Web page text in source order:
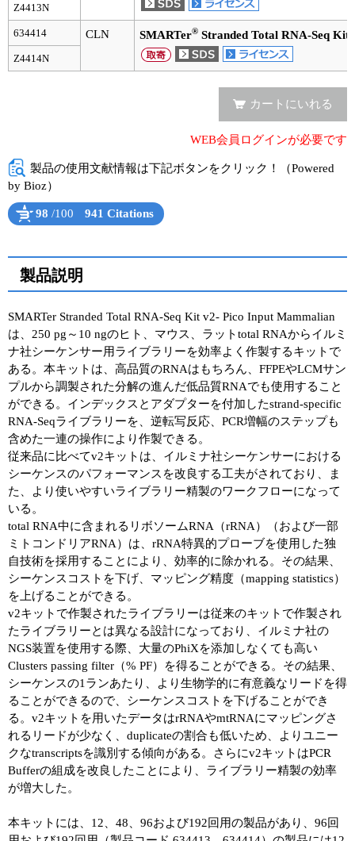
Z4413N
634414 CLN SMARTer® Stranded Total RNA-Seq
Z4414N
カートにいれる
WEB会員ログインが必要です
製品の使用文献情報は下記ボタンをクリック！（Powered
by Bioz）
98 /100 941 Citations
製品説明
SMARTer Stranded Total RNA-Seq Kit v2- Pico Input Mammalian
は、250 pg～10 ngのヒト、マウス、ラットtotal RNAからイルミ
ナ社シーケンサー用ライブラリーを効率よく作製するキットで
ある。本キットは、高品質のRNAはもちろん、FFPEやLCMサン
プルから調製された分解の進んだ低品質RNAでも使用すること
ができる。インデックスとアダプターを付加したstrand-specific
RNA-Seqライブラリーを、逆転写反応、PCR増幅のステップも
含めた一連の操作により作製できる。
従来品に比べてv2キットは、イルミナ社シーケンサーにおける
シーケンスのパフォーマンスを改良する工夫がされており、ま
た、より使いやすいライブラリー精製のワークフローになって
いる。
total RNA中に含まれるリボソームRNA（rRNA）（および一部
ミトコンドリアRNA）は、rRNA特異的プローブを使用した独
自技術を採用することにより、効率的に除かれる。その結果、
シーケンスコストを下げ、マッピング精度（mapping statistics）
を上げることができる。
v2キットで作製されたライブラリーは従来のキットで作製され
たライブラリーとは異なる設計になっており、イルミナ社の
NGS装置を使用する際、大量のPhiXを添加しなくても高い
Clusters passing filter（% PF）を得ることができる。その結果、
シーケンスの1ランあたり、より生物学的に有意義なリードを得
ることができるので、シーケンスコストを下げることができ
る。v2キットを用いたデータはrRNAやmtRNAにマッピングさ
れるリードが少なく、duplicateの割合も低いため、よりユニー
クなtranscriptsを識別する傾向がある。さらにv2キットはPCR
Bufferの組成を改良したことにより、ライブラリー精製の効率
が増大した。
本キットには、12、48、96および192回用の製品があり、96回